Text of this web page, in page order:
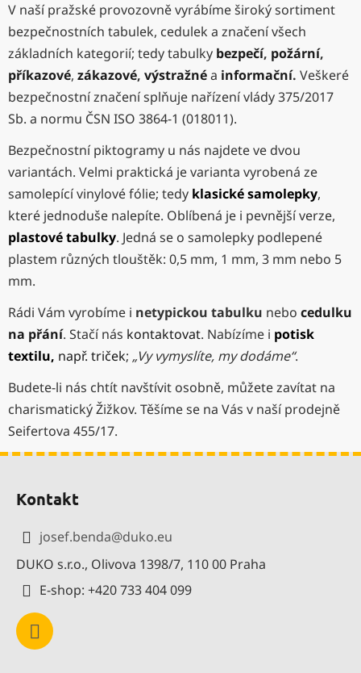
V naší pražské provozovně vyrábíme široký sortiment
bezpečnostních tabulek, cedulek a značení všech
základních kategorií; tedy tabulky bezpečí, požární,
příkazové, zákazové, výstražnéa informační. Veškeré
bezpečnostní značení splňuje nařízení vlády 375/2017
Sb. a normu ČSN ISO 3864-1 (018011).
Bezpečnostní piktogramy u nás najdete ve dvou
variantách. Velmi praktická je varianta vyrobená ze
samolepící vinylové fólie; tedy klasické samolepky,
které jednoduše nalepíte. Oblíbená je i pevnější verze,
plastové tabulky. Jedná se o samolepky podlepené
plastem různých tlouštěk: 0,5 mm, 1 mm, 3 mm nebo 5
mm.
Rádi Vám vyrobíme i netypickou tabulku nebo cedulku
na přání. Stačí nás kontaktovat. Nabízíme i potisk
textilu, např. triček; „Vy vymyslíte, my dodáme“.
Budete-li nás chtít navštívit osobně, můžete zavítat na
charismatický Žižkov. Těšíme se na Vás v naší prodejně
Seifertova 455/17.
Kontakt
josef.benda@duko.eu
DUKO s.r.o., Olivova 1398/7, 110 00 Praha
E-shop: +420 733 404 099